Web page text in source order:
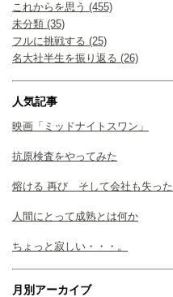
これからを思う (455)
未分類 (35)
フルに挑戦する (25)
名大社半生を振り返る (26)
人気記事
映画「ミッドナイトスワン」
抗原検査をやってみた
熔ける 再び そして会社も失った
人間にとって成熟とは何か
ちょっと寂しい・・・。
月別アーカイブ